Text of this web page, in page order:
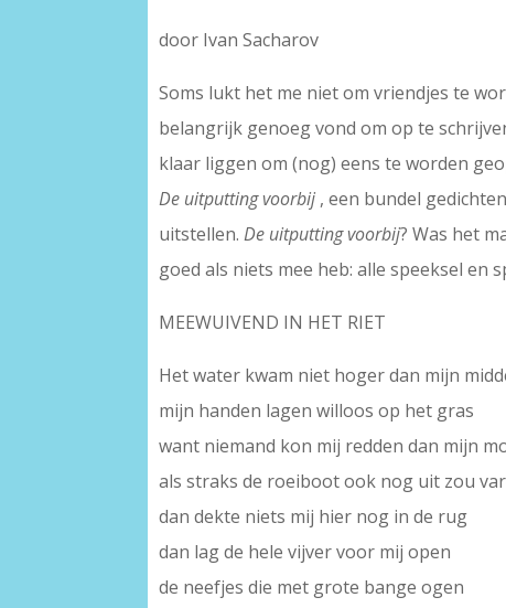
door Ivan Sacharov
Soms lukt het me niet om vriendjes te
belangrijk genoeg vond om op te
klaar liggen om (nog) eens te worden
De uitputting voorbij , een bundel
uitstellen.De uitputting voorbij? Was het
goed als niets mee heb: alle speeksel
MEEWUIVEND IN HET RIET
Het water kwam niet hoger dan mijn
mijn handen lagen willoos op het gras
want niemand kon mij redden dan mijn
als straks de roeiboot ook nog uit zou
dan dekte niets mij hier nog in de rug
dan lag de hele vijver voor mij open
de neefjes die met grote bange ogen